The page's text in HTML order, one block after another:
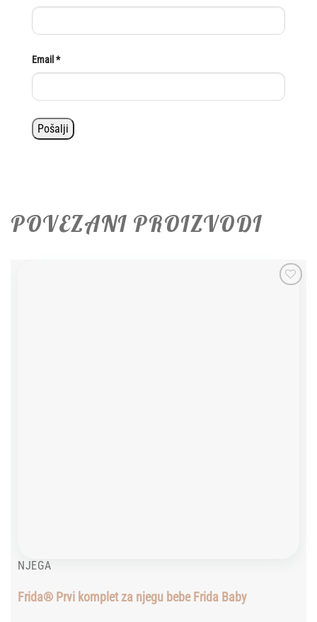
Email *
POVEZANI PROIZVODI
NJEGA
Frida® Prvi komplet za njegu bebe Frida Baby